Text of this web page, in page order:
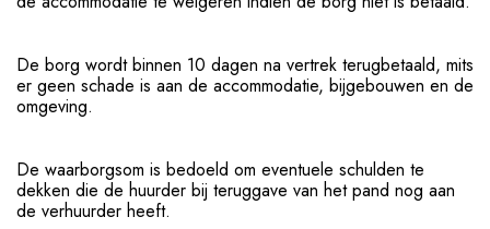
De borg wordt binnen 10 dagen na vertrek terugbetaald, mits
er geen schade is aan de accommodatie, bijgebouwen en de
omgeving.
De waarborgsom is bedoeld om eventuele schulden te
dekken die de huurder bij teruggave van het pand nog aan
de verhuurder heeft.